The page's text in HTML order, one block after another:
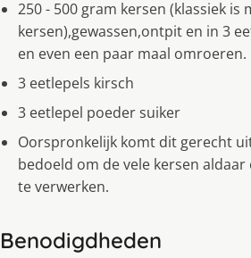
250 - 500 gram kersen (klassiek is
kersen),gewassen,ontpit en in 3
en even een paar maal omroeren.
3 eetlepels kirsch
3 eetlepel poeder suiker
Oorspronkelijk komt dit gerecht
bedoeld om de vele kersen
te verwerken.
Benodigdheden